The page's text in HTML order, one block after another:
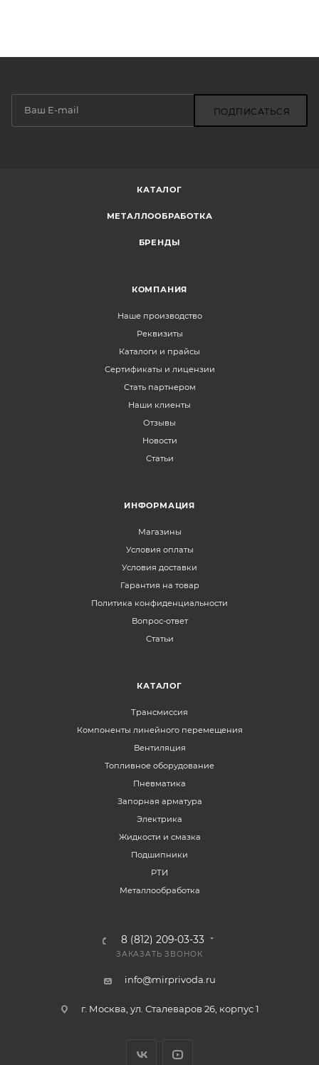
ПОДПИСАТЬСЯ
КАТАЛОГ
МЕТАЛЛООБРАБОТКА
БРЕНДЫ
КОМПАНИЯ
Наше производство
Реквизиты
Каталоги и прайсы
Сертификаты и лицензии
Стать партнером
Наши клиенты
Отзывы
Новости
Статьи
ИНФОРМАЦИЯ
Магазины
Условия оплаты
Условия доставки
Гарантия на товар
Политика конфиденциальности
Вопрос-ответ
Статьи
КАТАЛОГ
Трансмиссия
Компоненты линейного перемещения
Вентиляция
Топливное оборудование
Пневматика
Запорная арматура
Электрика
Жидкости и смазка
Подшипники
РТИ
Металлообработка
8 (812) 209-03-33
ЗАКАЗАТЬ ЗВОНОК
info@mirprivoda.ru
г. Москва, ул. Сталеваров 26, корпус 1